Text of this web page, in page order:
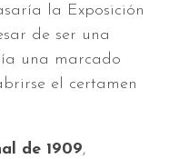
la Exposición
de ser una
una marcado
el certamen
de 1909,